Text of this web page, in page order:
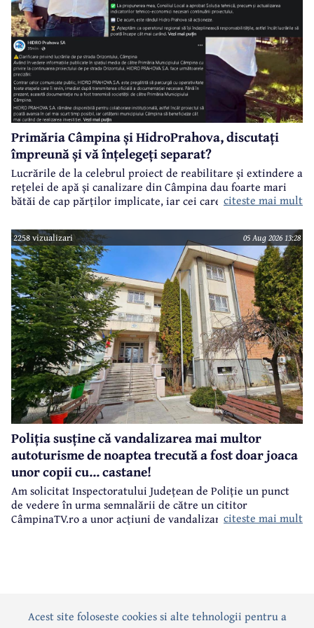
Primăria Câmpina și HidroPrahova, discutați
împreună și vă înțelegeți separat?
Lucrările de la celebrul proiect de reabilitare și extindere a
rețelei de apă și canalizare din Câmpina dau foarte mari
bătăi de cap părților implicate, iar cei care suferă sunt
Orizontului.
citeste mai mult
2258 vizualizari 05 Aug 2026 13:28
Poliția susține că vandalizarea mai multor
autoturisme de noaptea trecută a fost doar joaca
unor copii cu... castane!
Am solicitat Inspectoratului Județean de Poliție un punct
de vedere în urma semnalării de către un cititor
CâmpinaTV.ro a unor acțiuni de vandalizare a unorciteste mai mult
Acest site foloseste cookies si alte tehnologii pentru a